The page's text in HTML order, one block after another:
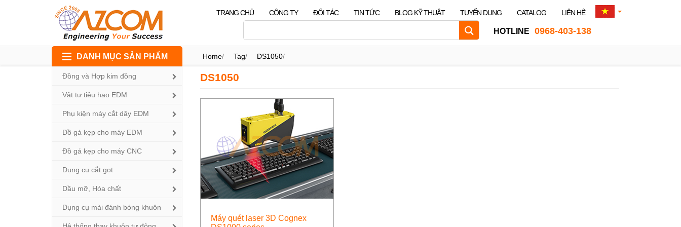
content
TRANG CHỦ CÔNG TY ĐỐI TÁC TIN TỨC BLOG KỸ THUẬT TUYỂN DỤNG CATALOG LIÊN HỆ
HOTLINE 0968-403-138
Home/ Tag/ DS1050/
DANH MỤC SẢN PHẨM
Đồng và Hợp kim đồng
Vật tư tiêu hao EDM
Phụ kiện máy cắt dây EDM
Đồ gá kẹp cho máy EDM
Đồ gá kẹp cho máy CNC
Dụng cụ cắt gọt
Dầu mỡ, Hóa chất
Dụng cụ mài đánh bóng khuôn
DS1050
Máy quét laser 3D Cognex